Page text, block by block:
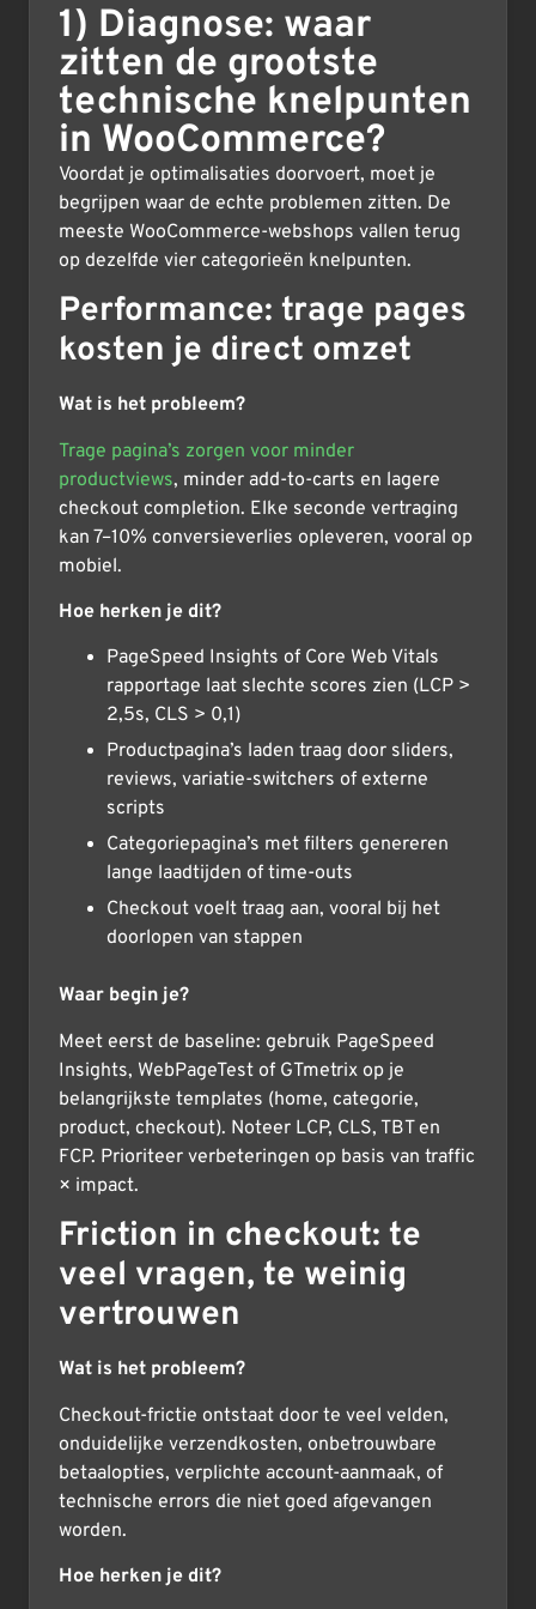
1) Diagnose: waar
zitten de grootste
technische knelpunten
in WooCommerce?
Voordat je optimalisaties doorvoert, moet je
begrijpen waar de echte problemen zitten. De
meeste WooCommerce-webshops vallen terug
op dezelfde vier categorieën knelpunten.
Performance: trage pages
kosten je direct omzet
Wat is het probleem?
Trage pagina’s zorgen voor minder
productviews, minder add-to-carts en lagere
checkout completion. Elke seconde vertraging
kan 7–10% conversieverlies opleveren, vooral op
mobiel.
Hoe herken je dit?
PageSpeed Insights of Core Web Vitals
rapportage laat slechte scores zien (LCP >
2,5s, CLS > 0,1)
Productpagina’s laden traag door sliders,
reviews, variatie-switchers of externe
scripts
Categoriepagina’s met filters genereren
lange laadtijden of time-outs
Checkout voelt traag aan, vooral bij het
doorlopen van stappen
Waar begin je?
Meet eerst de baseline: gebruik PageSpeed
Insights, WebPageTest of GTmetrix op je
belangrijkste templates (home, categorie,
product, checkout). Noteer LCP, CLS, TBT en
FCP. Prioriteer verbeteringen op basis van traffic
× impact.
Friction in checkout: te
veel vragen, te weinig
vertrouwen
Wat is het probleem?
Checkout-frictie ontstaat door te veel velden,
onduidelijke verzendkosten, onbetrouwbare
betaalopties, verplichte account-aanmaak, of
technische errors die niet goed afgevangen
worden.
Hoe herken je dit?